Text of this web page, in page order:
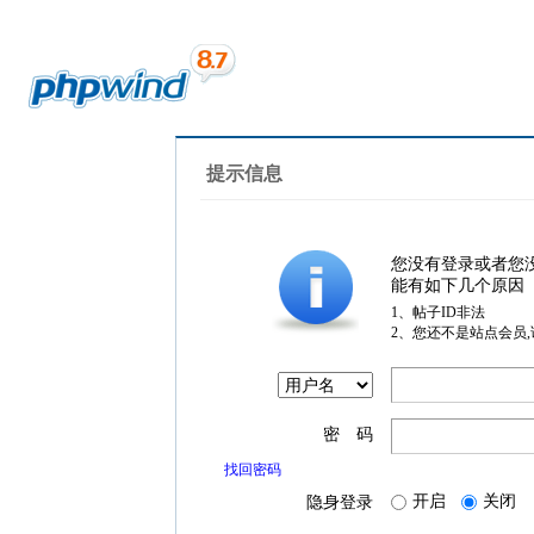
提示信息
您没有登录或者您
能有如下几个原因
1、帖子ID非法
2、您还不是站点会员
密 码
找回密码
隐身登录 开启 关闭